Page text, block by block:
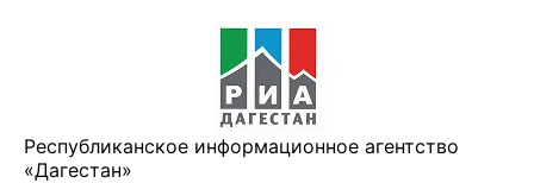
Республиканское информационное агентство
«Дагестан»